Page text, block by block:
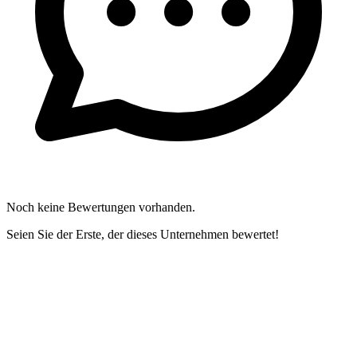
Noch keine Bewertungen vorhanden.
Seien Sie der Erste, der dieses Unternehmen bewertet!